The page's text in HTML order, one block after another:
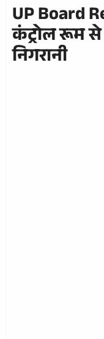
UP Board
कंट्रोल रूम
निगरानी